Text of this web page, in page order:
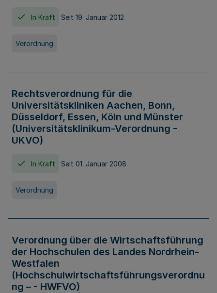
In Kraft Seit 19. Januar 2012
Verordnung
Rechtsverordnung für die
Universitätskliniken Aachen, Bonn,
Düsseldorf, Essen, Köln und Münster
(Universitätsklinikum-Verordnung -
UKVO)
In Kraft Seit 01. Januar 2008
Verordnung
Verordnung über die Wirtschaftsführung
der Hochschulen des Landes Nordrhein-
Westfalen
(Hochschulwirtschaftsführungsverordnu
ng – - HWFVO)